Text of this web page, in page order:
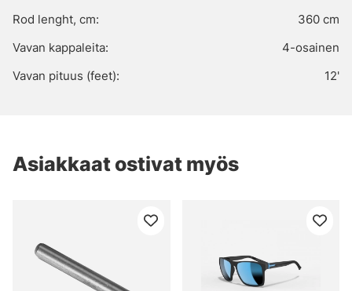
Rod lenght, cm:
360 cm
Vavan kappaleita:
4-osainen
Vavan pituus (feet):
12'
Asiakkaat ostivat myös